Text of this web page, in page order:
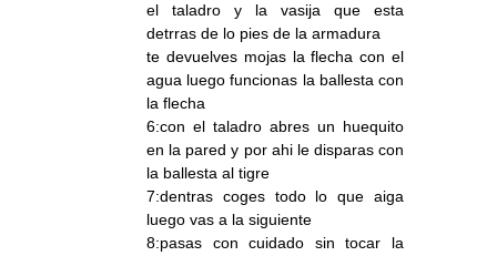
el taladro y la vasija que esta
detrras de lo pies de la armadura
te devuelves mojas la flecha con el
agua luego funcionas la ballesta con
la flecha
6:con el taladro abres un huequito
en la pared y por ahi le disparas con
la ballesta al tigre
7:dentras coges todo lo que aiga
luego vas a la siguiente
8:pasas con cuidado sin tocar la